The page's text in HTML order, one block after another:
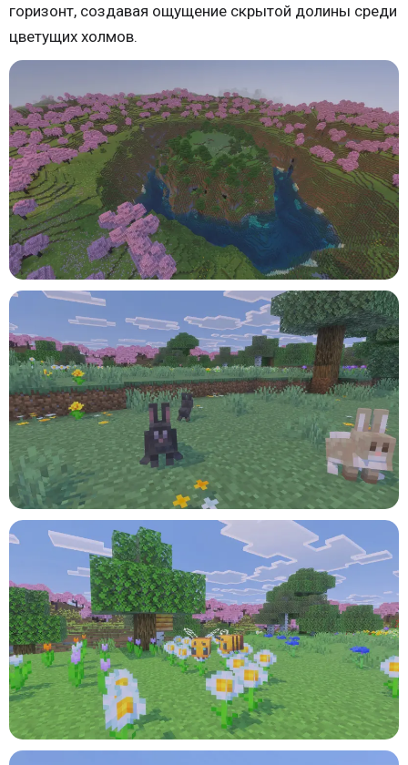
горизонт, создавая ощущение скрытой долины среди
цветущих холмов.